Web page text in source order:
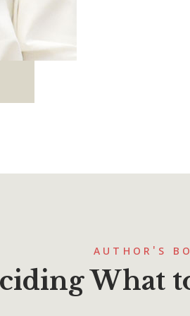
AUTHOR'S
What